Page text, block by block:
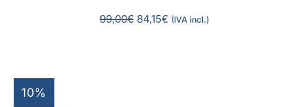
99,00€ 84,15€ (IVA incl.)
10%